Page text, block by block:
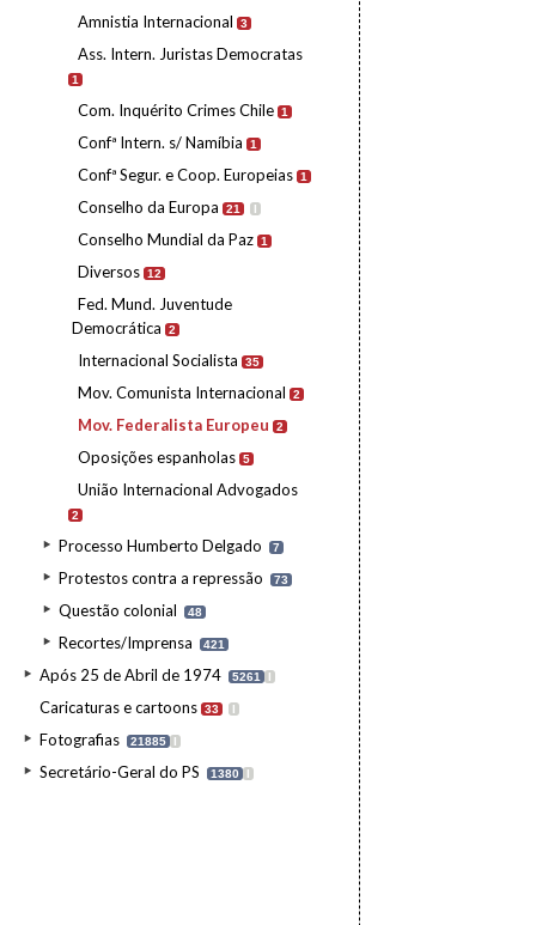
Amnistia Internacional 3
Ass. Intern. Juristas Democratas
1
Com. Inquérito Crimes Chile 1
Confª Intern. s/ Namíbia 1
Confª Segur. e Coop. Europeias 1
Conselho da Europa 21 I
Conselho Mundial da Paz 1
Diversos 12
Fed. Mund. Juventude
Democrática
2
Internacional Socialista 35
Mov. Comunista Internacional 2
Mov. Federalista Europeu 2
Oposições espanholas 5
União Internacional Advogados
2
Processo Humberto Delgado 7
Protestos contra a repressão 73
Questão colonial 48
Recortes/Imprensa 421
Após 25 de Abril de 1974 5261 I
Caricaturas e cartoons 33 I
Fotografias 21885 I
Secretário-Geral do PS 1380 I